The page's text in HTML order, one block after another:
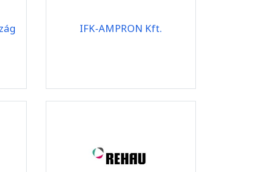
IFK-AMPRON Kft.